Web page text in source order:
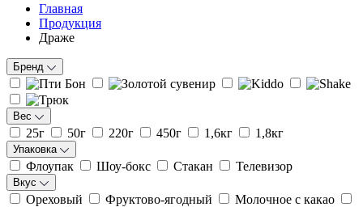
Главная
Продукция
Драже
Бренд
Вес
25г 50г 220г 450г 1,6кг 1,8кг
Упаковка
Флоупак Шоу-бокс Стакан Телевизор
Вкус
Ореховый Фруктово-ягодный
Молочное с какао